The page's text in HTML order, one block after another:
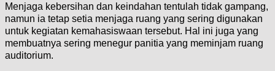
Menjaga kebersihan dan keindahan tentulah tidak gampang,
namun ia tetap setia menjaga ruang yang sering digunakan
untuk kegiatan kemahasiswaan tersebut. Hal ini juga yang
membuatnya sering menegur panitia yang meminjam ruang
auditorium.